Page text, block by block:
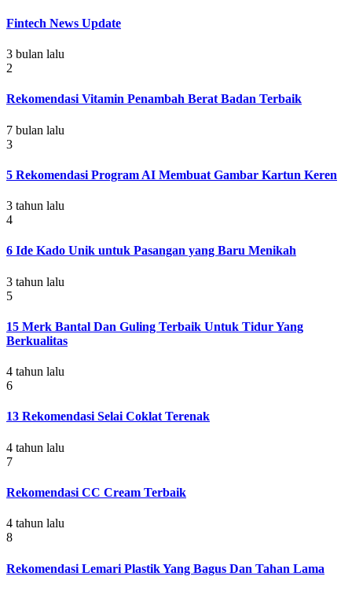
Fintech News Update
3 bulan lalu
2
Rekomendasi Vitamin Penambah Berat Badan Terbaik
7 bulan lalu
3
5 Rekomendasi Program AI Membuat Gambar Kartun Keren
3 tahun lalu
4
6 Ide Kado Unik untuk Pasangan yang Baru Menikah
3 tahun lalu
5
15 Merk Bantal Dan Guling Terbaik Untuk Tidur Yang
Berkualitas
4 tahun lalu
6
13 Rekomendasi Selai Coklat Terenak
4 tahun lalu
7
Rekomendasi CC Cream Terbaik
4 tahun lalu
8
Rekomendasi Lemari Plastik Yang Bagus Dan Tahan Lama